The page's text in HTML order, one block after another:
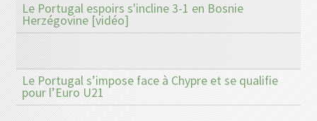
Le Portugal espoirs s'incline 3-1 en Bosnie
Herzégovine [vidéo]
Le Portugal s’impose face à Chypre et se qualifie
pour l’Euro U21